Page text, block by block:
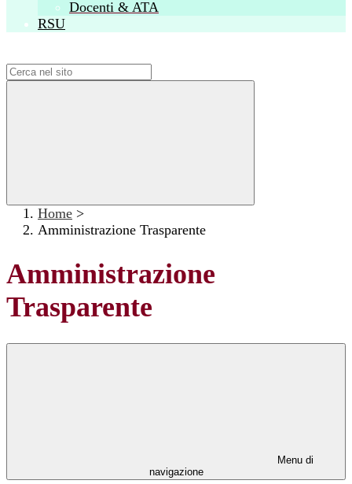
Docenti & ATA
RSU
Home >
Amministrazione Trasparente
Amministrazione
Trasparente
Menu di
navigazione